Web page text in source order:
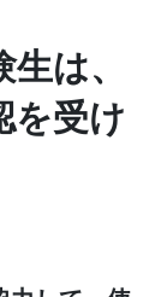
は、
を受け